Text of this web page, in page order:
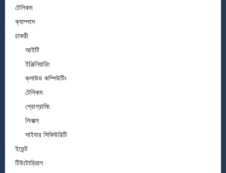
টেলিকম
ক্যাম্পাস
চাকরী
আইটি
ইঞ্জিনিয়ারিং
ক্লাউড কম্পিউটিং
টেলিকম
প্রোগ্রামিং
লিনাক্স
সাইবার সিকিউরিটি
ইভেন্ট
টিউটোরিয়াল